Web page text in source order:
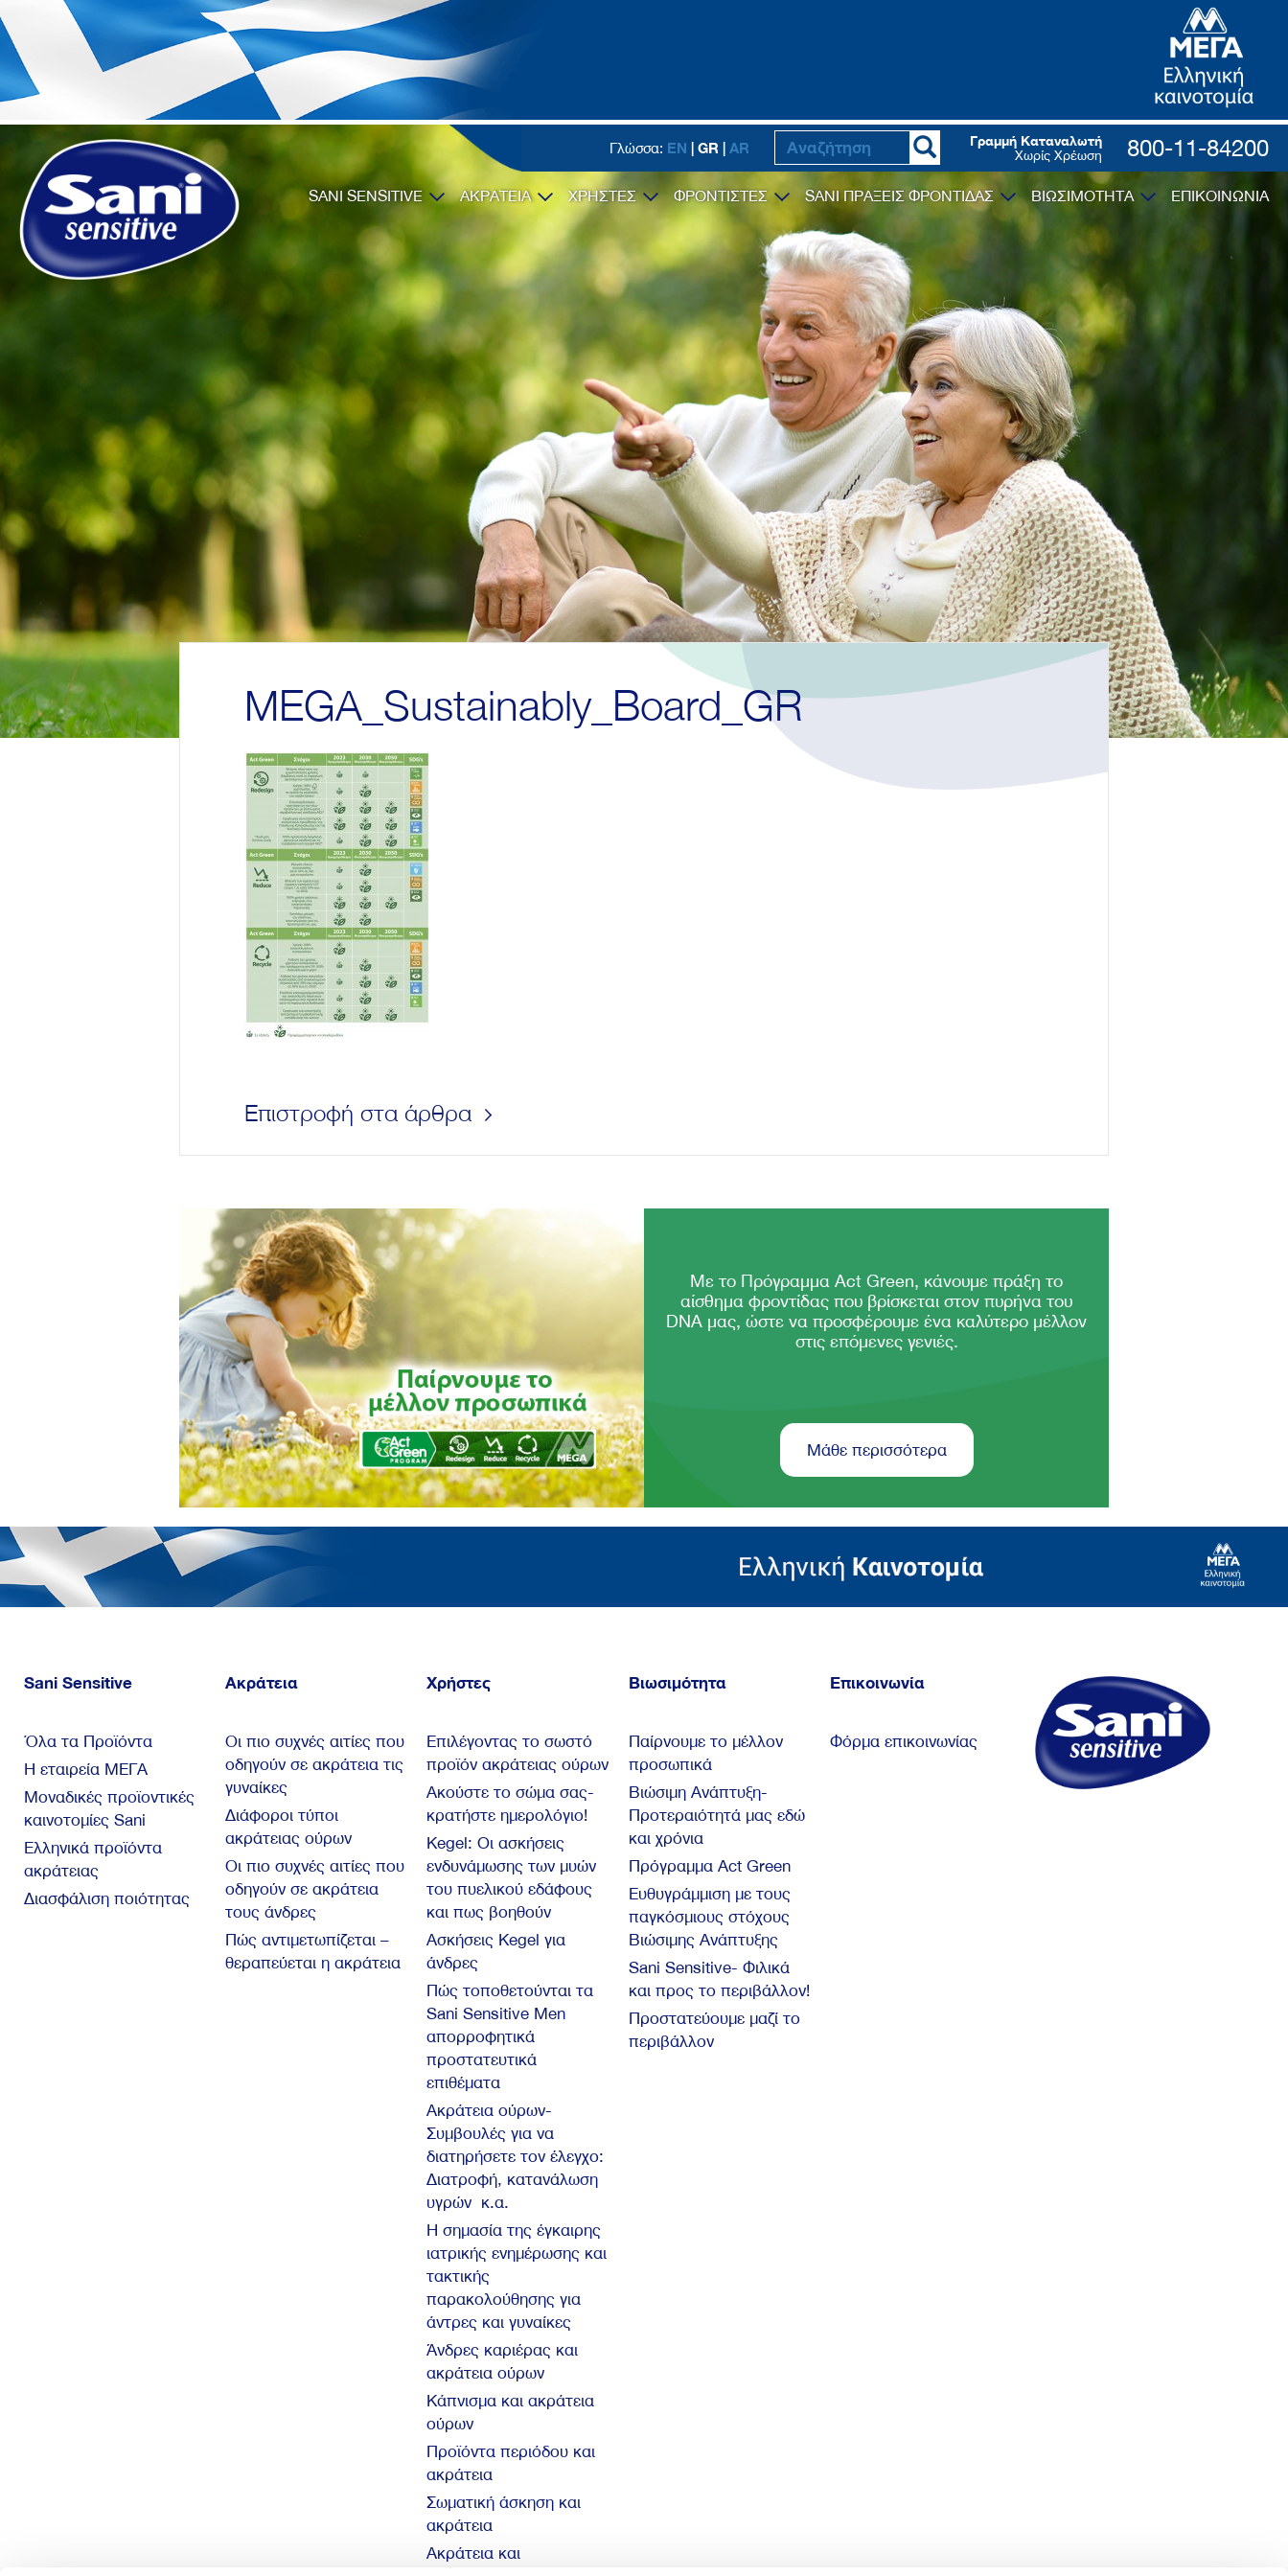
Γλώσσα: EN | GR | AR Γραμμή Καταναλωτή
Χωρίς Χρέωση 800-11-84200
SANI SENSITIVE ΑΚΡΑΤΕΙΑ ΧΡΗΣΤΕΣ ΦΡΟΝΤΙΣΤΕΣ SANI ΠΡΑΞΕΙΣ ΦΡΟΝΤΙΔΑΣ ΒΙΩΣΙΜΟΤΗΤΑ ΕΠΙΚΟΙΝΩΝΙΑ
MEGA_Sustainably_Board_GR
Επιστροφή στα άρθρα
Με το Πρόγραμμα Act Green, κάνουμε πράξη το
αίσθημα φροντίδας που βρίσκεται στον πυρήνα του
DNA μας, ώστε να προσφέρουμε ένα καλύτερο μέλλον
στις επόμενες γενιές.
Μάθε περισσότερα
Sani Sensitive
Όλα τα Προϊόντα
Η εταιρεία ΜΕΓΑ
Μοναδικές προϊοντικές
καινοτομίες Sani
Ελληνικά προϊόντα
ακράτειας
Διασφάλιση ποιότητας
Ακράτεια
Οι πιο συχνές αιτίες που
οδηγούν σε ακράτεια τις
γυναίκες
Διάφοροι τύποι
ακράτειας ούρων
Οι πιο συχνές αιτίες που
οδηγούν σε ακράτεια
τους άνδρες
Πώς αντιμετωπίζεται –
θεραπεύεται η ακράτεια
Χρήστες
Επιλέγοντας το σωστό
προϊόν ακράτειας ούρων
Ακούστε το σώμα σας-
κρατήστε ημερολόγιο!
Kegel: Oι ασκήσεις
ενδυνάμωσης των μυών
του πυελικού εδάφους
και πως βοηθούν
Ασκήσεις Kegel για
άνδρες
Πώς τοποθετούνται τα
Sani Sensitive Men
απορροφητικά
προστατευτικά
επιθέματα
Ακράτεια ούρων-
Συμβουλές για να
διατηρήσετε τον έλεγχο:
Διατροφή, κατανάλωση
υγρών κ.α.
Η σημασία της έγκαιρης
ιατρικής ενημέρωσης και
τακτικής
παρακολούθησης για
άντρες και γυναίκες
Άνδρες καριέρας και
ακράτεια ούρων
Κάπνισμα και ακράτεια
ούρων
Προϊόντα περιόδου και
ακράτεια
Σωματική άσκηση και
ακράτεια
Ακράτεια και
Βιωσιμότητα
Παίρνουμε το μέλλον
προσωπικά
Βιώσιμη Ανάπτυξη-
Προτεραιότητά μας εδώ
και χρόνια
Πρόγραμμα Act Green
Ευθυγράμμιση με τους
παγκόσμιους στόχους
Βιώσιμης Ανάπτυξης
Sani Sensitive- Φιλικά
και προς το περιβάλλον!
Προστατεύουμε μαζί το
περιβάλλον
Επικοινωνία
Φόρμα επικοινωνίας